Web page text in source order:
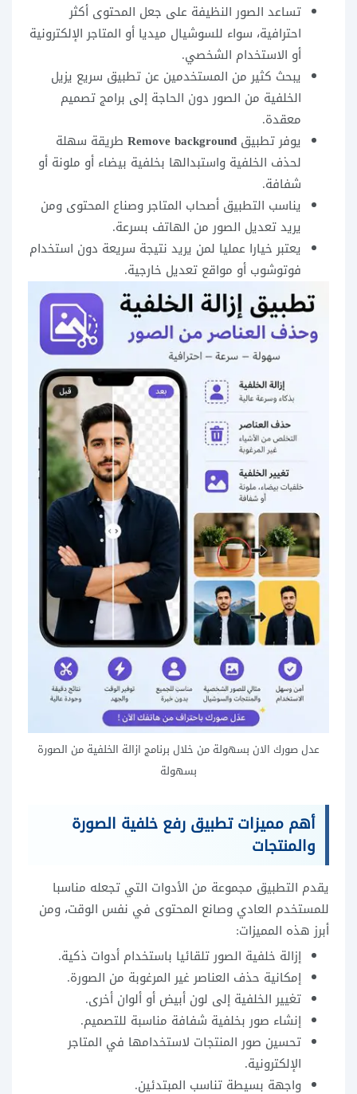
تساعد الصور النظيفة على جعل المحتوى أكثر
احترافية، سواء للسوشيال ميديا أو المتاجر الإلكترونية
أو الاستخدام الشخصي.
يبحث كثير من المستخدمين عن تطبيق سريع يزيل
الخلفية من الصور دون الحاجة إلى برامج تصميم
معقدة.
يوفر تطبيق Remove background طريقة سهلة
لحذف الخلفية واستبدالها بخلفية بيضاء أو ملونة أو
شفافة.
يناسب التطبيق أصحاب المتاجر وصناع المحتوى ومن
يريد تعديل الصور من الهاتف بسرعة.
يعتبر خيارا عمليا لمن يريد نتيجة سريعة دون استخدام
فوتوشوب أو مواقع تعديل خارجية.
عدل صورك الان بسهولة من خلال برنامج ازالة الخلفية من الصورة
بسهولة
أهم مميزات تطبيق رفع خلفية الصورة
والمنتجات
يقدم التطبيق مجموعة من الأدوات التي تجعله مناسبا
للمستخدم العادي وصانع المحتوى في نفس الوقت، ومن
أبرز هذه المميزات:
إزالة خلفية الصور تلقائيا باستخدام أدوات ذكية.
إمكانية حذف العناصر غير المرغوبة من الصورة.
تغيير الخلفية إلى لون أبيض أو ألوان أخرى.
إنشاء صور بخلفية شفافة مناسبة للتصميم.
تحسين صور المنتجات لاستخدامها في المتاجر
الإلكترونية.
واجهة بسيطة تناسب المبتدئين.